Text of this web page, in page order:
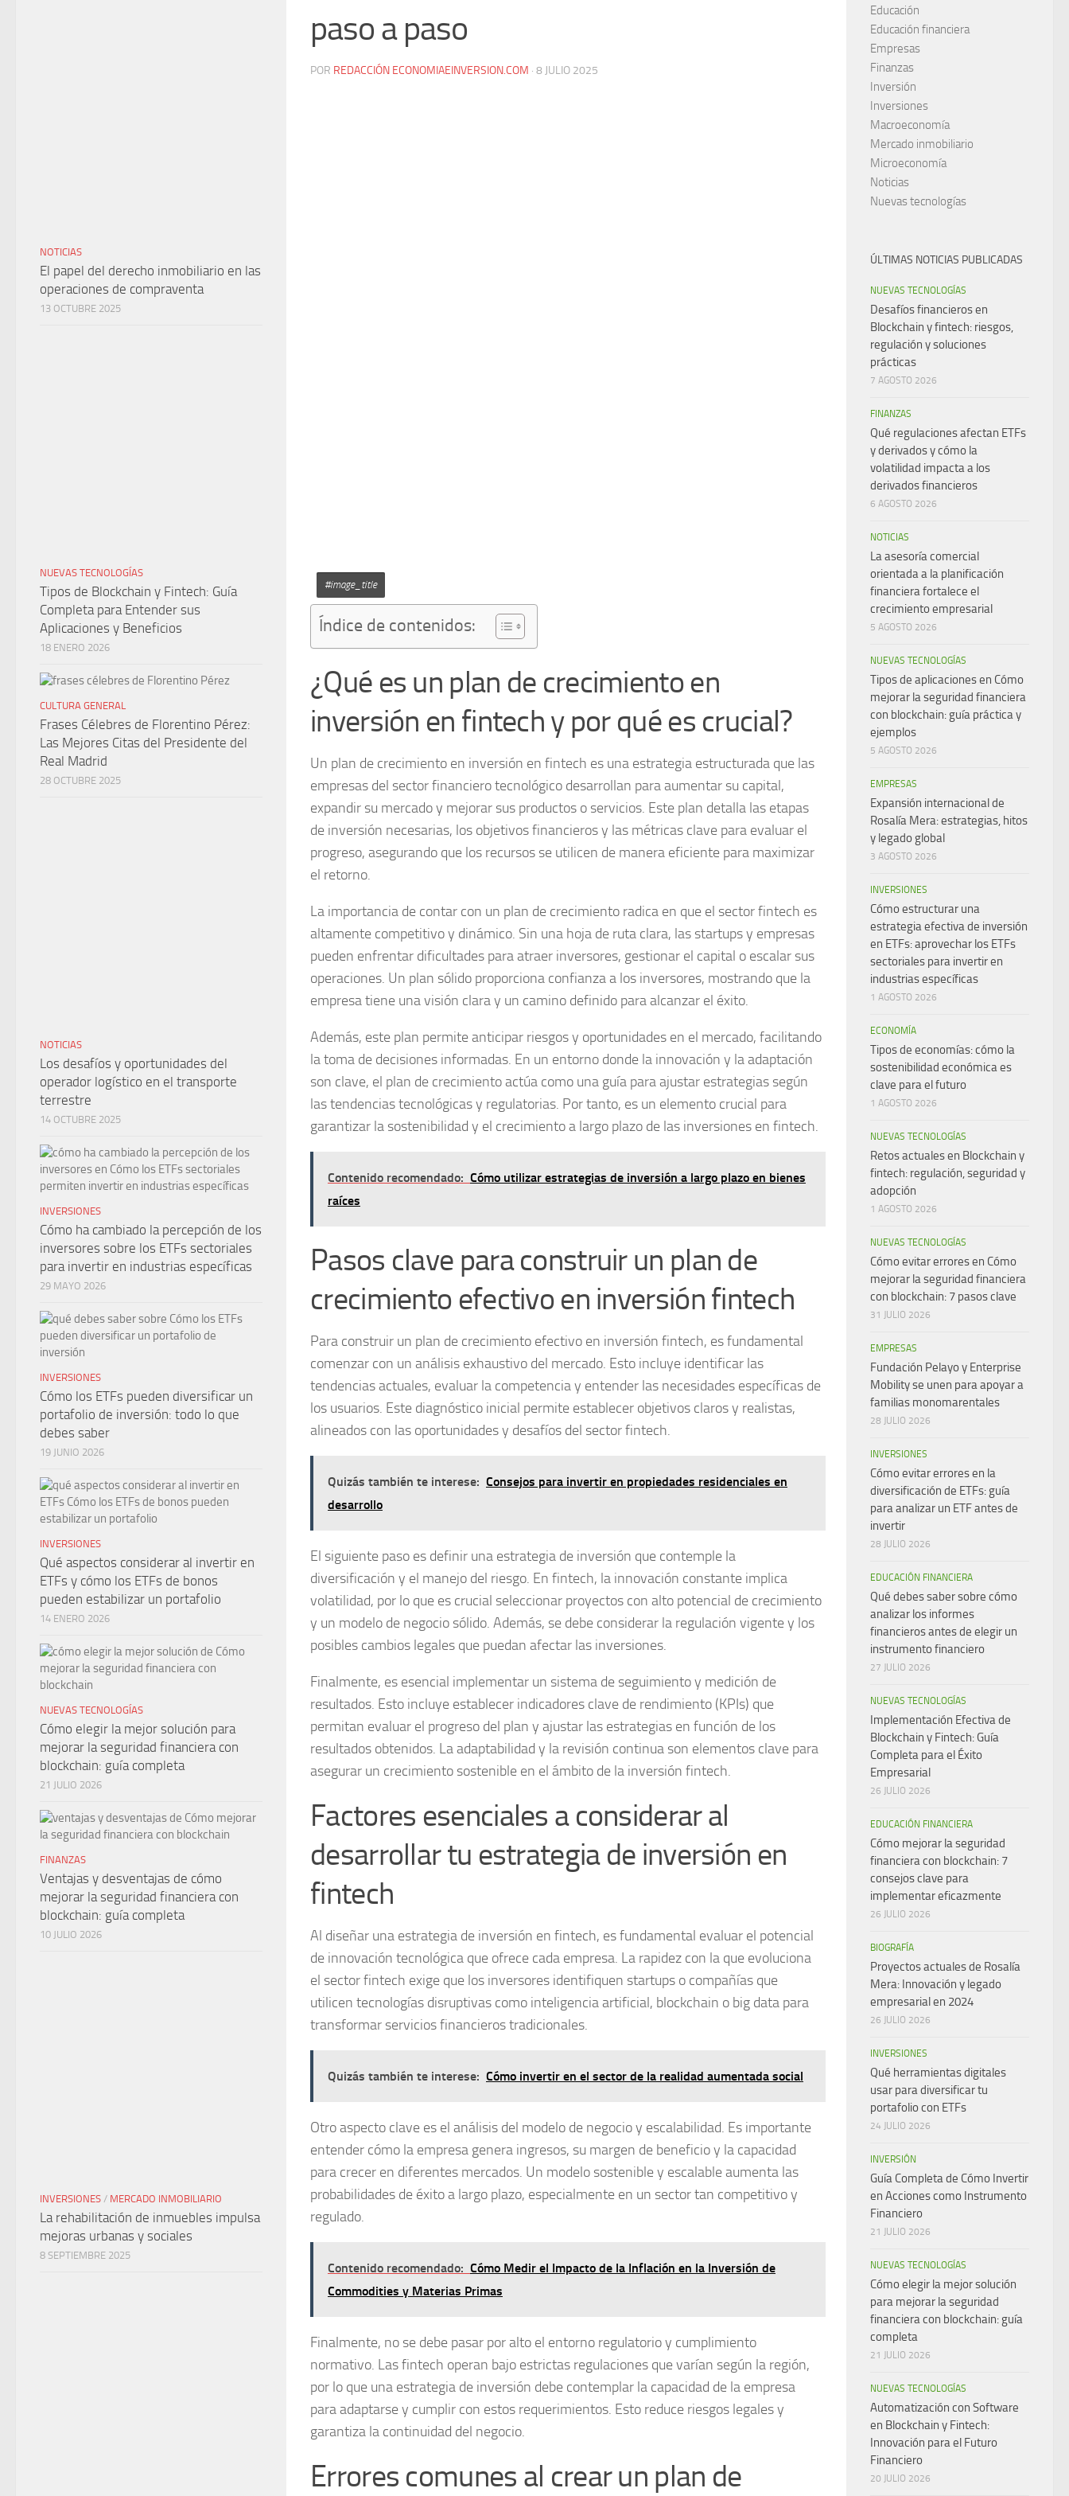
paso a paso
POR REDACCIÓN ECONOMIAEINVERSION.COM · 8 JULIO 2025
#image_title
Índice de contenidos:
¿Qué es un plan de crecimiento en
inversión en fintech y por qué es crucial?
Un plan de crecimiento en inversión en fintech es una estrategia estructurada que las
empresas del sector financiero tecnológico desarrollan para aumentar su capital,
expandir su mercado y mejorar sus productos o servicios. Este plan detalla las etapas
de inversión necesarias, los objetivos financieros y las métricas clave para evaluar el
progreso, asegurando que los recursos se utilicen de manera eficiente para maximizar
el retorno.
La importancia de contar con un plan de crecimiento radica en que el sector fintech es
altamente competitivo y dinámico. Sin una hoja de ruta clara, las startups y empresas
pueden enfrentar dificultades para atraer inversores, gestionar el capital o escalar sus
operaciones. Un plan sólido proporciona confianza a los inversores, mostrando que la
empresa tiene una visión clara y un camino definido para alcanzar el éxito.
Además, este plan permite anticipar riesgos y oportunidades en el mercado, facilitando
la toma de decisiones informadas. En un entorno donde la innovación y la adaptación
son clave, el plan de crecimiento actúa como una guía para ajustar estrategias según
las tendencias tecnológicas y regulatorias. Por tanto, es un elemento crucial para
garantizar la sostenibilidad y el crecimiento a largo plazo de las inversiones en fintech.
Contenido recomendado: Cómo utilizar estrategias de inversión a largo plazo en bienes
raíces
Pasos clave para construir un plan de
crecimiento efectivo en inversión fintech
Para construir un plan de crecimiento efectivo en inversión fintech, es fundamental
comenzar con un análisis exhaustivo del mercado. Esto incluye identificar las
tendencias actuales, evaluar la competencia y entender las necesidades específicas de
los usuarios. Este diagnóstico inicial permite establecer objetivos claros y realistas,
alineados con las oportunidades y desafíos del sector fintech.
Quizás también te interese: Consejos para invertir en propiedades residenciales en
desarrollo
El siguiente paso es definir una estrategia de inversión que contemple la
diversificación y el manejo del riesgo. En fintech, la innovación constante implica
volatilidad, por lo que es crucial seleccionar proyectos con alto potencial de crecimiento
y un modelo de negocio sólido. Además, se debe considerar la regulación vigente y los
posibles cambios legales que puedan afectar las inversiones.
Finalmente, es esencial implementar un sistema de seguimiento y medición de
resultados. Esto incluye establecer indicadores clave de rendimiento (KPIs) que
permitan evaluar el progreso del plan y ajustar las estrategias en función de los
resultados obtenidos. La adaptabilidad y la revisión continua son elementos clave para
asegurar un crecimiento sostenible en el ámbito de la inversión fintech.
Factores esenciales a considerar al
desarrollar tu estrategia de inversión en
fintech
Al diseñar una estrategia de inversión en fintech, es fundamental evaluar el potencial
de innovación tecnológica que ofrece cada empresa. La rapidez con la que evoluciona
el sector fintech exige que los inversores identifiquen startups o compañías que
utilicen tecnologías disruptivas como inteligencia artificial, blockchain o big data para
transformar servicios financieros tradicionales.
Quizás también te interese: Cómo invertir en el sector de la realidad aumentada social
Otro aspecto clave es el análisis del modelo de negocio y escalabilidad. Es importante
entender cómo la empresa genera ingresos, su margen de beneficio y la capacidad
para crecer en diferentes mercados. Un modelo sostenible y escalable aumenta las
probabilidades de éxito a largo plazo, especialmente en un sector tan competitivo y
regulado.
Contenido recomendado: Cómo Medir el Impacto de la Inflación en la Inversión de
Commodities y Materias Primas
Finalmente, no se debe pasar por alto el entorno regulatorio y cumplimiento
normativo. Las fintech operan bajo estrictas regulaciones que varían según la región,
por lo que una estrategia de inversión debe contemplar la capacidad de la empresa
para adaptarse y cumplir con estos requerimientos. Esto reduce riesgos legales y
garantiza la continuidad del negocio.
Errores comunes al crear un plan de
NOTICIAS
El papel del derecho inmobiliario en las
operaciones de compraventa
13 OCTUBRE 2025
NUEVAS TECNOLOGÍAS
Tipos de Blockchain y Fintech: Guía
Completa para Entender sus
Aplicaciones y Beneficios
18 ENERO 2026
CULTURA GENERAL
Frases Célebres de Florentino Pérez:
Las Mejores Citas del Presidente del
Real Madrid
28 OCTUBRE 2025
NOTICIAS
Los desafíos y oportunidades del
operador logístico en el transporte
terrestre
14 OCTUBRE 2025
INVERSIONES
Cómo ha cambiado la percepción de los
inversores sobre los ETFs sectoriales
para invertir en industrias específicas
29 MAYO 2026
INVERSIONES
Cómo los ETFs pueden diversificar un
portafolio de inversión: todo lo que
debes saber
19 JUNIO 2026
INVERSIONES
Qué aspectos considerar al invertir en
ETFs y cómo los ETFs de bonos
pueden estabilizar un portafolio
14 ENERO 2026
NUEVAS TECNOLOGÍAS
Cómo elegir la mejor solución para
mejorar la seguridad financiera con
blockchain: guía completa
21 JULIO 2026
FINANZAS
Ventajas y desventajas de cómo
mejorar la seguridad financiera con
blockchain: guía completa
10 JULIO 2026
INVERSIONES / MERCADO INMOBILIARIO
La rehabilitación de inmuebles impulsa
mejoras urbanas y sociales
8 SEPTIEMBRE 2025
Educación
Educación financiera
Empresas
Finanzas
Inversión
Inversiones
Macroeconomía
Mercado inmobiliario
Microeconomía
Noticias
Nuevas tecnologías
ÚLTIMAS NOTICIAS PUBLICADAS
NUEVAS TECNOLOGÍAS
Desafíos financieros en
Blockchain y fintech: riesgos,
regulación y soluciones
prácticas
7 AGOSTO 2026
FINANZAS
Qué regulaciones afectan ETFs
y derivados y cómo la
volatilidad impacta a los
derivados financieros
6 AGOSTO 2026
NOTICIAS
La asesoría comercial
orientada a la planificación
financiera fortalece el
crecimiento empresarial
5 AGOSTO 2026
NUEVAS TECNOLOGÍAS
Tipos de aplicaciones en Cómo
mejorar la seguridad financiera
con blockchain: guía práctica y
ejemplos
5 AGOSTO 2026
EMPRESAS
Expansión internacional de
Rosalía Mera: estrategias, hitos
y legado global
3 AGOSTO 2026
INVERSIONES
Cómo estructurar una
estrategia efectiva de inversión
en ETFs: aprovechar los ETFs
sectoriales para invertir en
industrias específicas
1 AGOSTO 2026
ECONOMÍA
Tipos de economías: cómo la
sostenibilidad económica es
clave para el futuro
1 AGOSTO 2026
NUEVAS TECNOLOGÍAS
Retos actuales en Blockchain y
fintech: regulación, seguridad y
adopción
1 AGOSTO 2026
NUEVAS TECNOLOGÍAS
Cómo evitar errores en Cómo
mejorar la seguridad financiera
con blockchain: 7 pasos clave
31 JULIO 2026
EMPRESAS
Fundación Pelayo y Enterprise
Mobility se unen para apoyar a
familias monomarentales
28 JULIO 2026
INVERSIONES
Cómo evitar errores en la
diversificación de ETFs: guía
para analizar un ETF antes de
invertir
28 JULIO 2026
EDUCACIÓN FINANCIERA
Qué debes saber sobre cómo
analizar los informes
financieros antes de elegir un
instrumento financiero
27 JULIO 2026
NUEVAS TECNOLOGÍAS
Implementación Efectiva de
Blockchain y Fintech: Guía
Completa para el Éxito
Empresarial
26 JULIO 2026
EDUCACIÓN FINANCIERA
Cómo mejorar la seguridad
financiera con blockchain: 7
consejos clave para
implementar eficazmente
26 JULIO 2026
BIOGRAFÍA
Proyectos actuales de Rosalía
Mera: Innovación y legado
empresarial en 2024
26 JULIO 2026
INVERSIONES
Qué herramientas digitales
usar para diversificar tu
portafolio con ETFs
24 JULIO 2026
INVERSIÓN
Guía Completa de Cómo Invertir
en Acciones como Instrumento
Financiero
21 JULIO 2026
NUEVAS TECNOLOGÍAS
Cómo elegir la mejor solución
para mejorar la seguridad
financiera con blockchain: guía
completa
21 JULIO 2026
NUEVAS TECNOLOGÍAS
Automatización con Software
en Blockchain y Fintech:
Innovación para el Futuro
Financiero
20 JULIO 2026